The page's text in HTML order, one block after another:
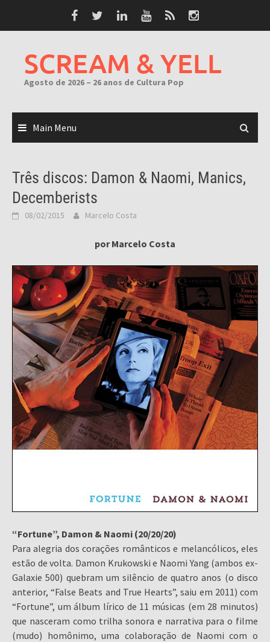
SCREAM & YELL
Agosto de 2026 – 26 anos de Cultura Pop
Main Menu
Três discos: Damon & Naomi, Manics,
Decemberists
08/02/2015 Marcelo Costa
por Marcelo Costa
“Fortune”, Damon & Naomi (20/20/20)
Para alegria dos corações românticos e melancólicos, eles
estão de volta. Damon Krukowski e Naomi Yang (ambos ex-
Galaxie 500) quebram um silêncio de quatro anos (o disco
anterior, “False Beats and True Hearts”, saiu em 2011) com
“Fortune”, um álbum lírico de 11 músicas (em 28 minutos)
que nasceram como trilha sonora e narrativa para o filme
(mudo) homônimo, uma colaboração de Naomi com o